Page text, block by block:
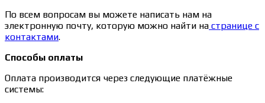
По всем вопросам вы можете написать нам на
электронную почту, которую можно найти на странице с
контактами.
Способы оплаты
Оплата производится через следующие платёжные
системы: